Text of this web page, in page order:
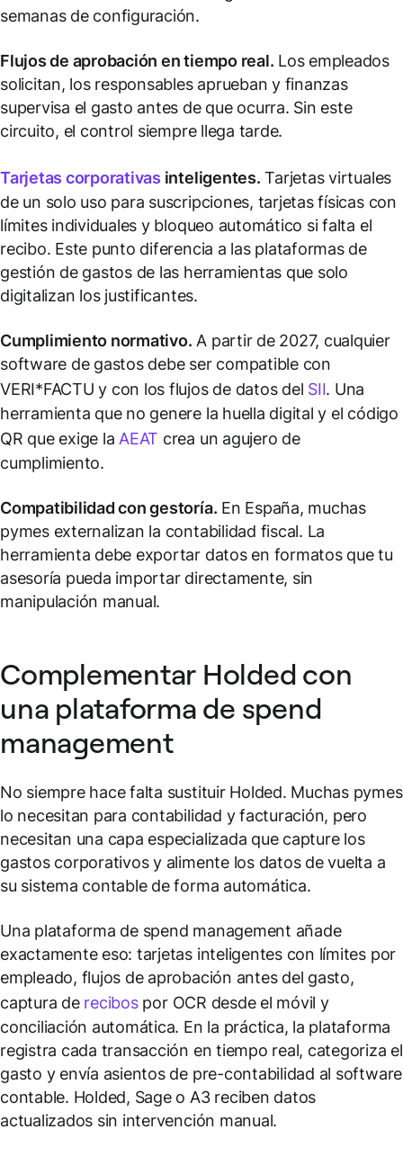
semanas de configuración.
Flujos de aprobación en tiempo real. Los empleados
solicitan, los responsables aprueban y finanzas
supervisa el gasto antes de que ocurra. Sin este
circuito, el control siempre llega tarde.
Tarjetas corporativas inteligentes. Tarjetas virtuales
de un solo uso para suscripciones, tarjetas físicas con
límites individuales y bloqueo automático si falta el
recibo. Este punto diferencia a las plataformas de
gestión de gastos de las herramientas que solo
digitalizan los justificantes.
Cumplimiento normativo. A partir de 2027, cualquier
software de gastos debe ser compatible con
VERI*FACTU y con los flujos de datos del SII. Una
herramienta que no genere la huella digital y el código
QR que exige la AEAT crea un agujero de
cumplimiento.
Compatibilidad con gestoría. En España, muchas
pymes externalizan la contabilidad fiscal. La
herramienta debe exportar datos en formatos que tu
asesoría pueda importar directamente, sin
manipulación manual.
Complementar Holded con
una plataforma de spend
management
No siempre hace falta sustituir Holded. Muchas pymes
lo necesitan para contabilidad y facturación, pero
necesitan una capa especializada que capture los
gastos corporativos y alimente los datos de vuelta a
su sistema contable de forma automática.
Una plataforma de spend management añade
exactamente eso: tarjetas inteligentes con límites por
empleado, flujos de aprobación antes del gasto,
captura de recibospor OCR desde el móvil y
conciliación automática. En la práctica, la plataforma
registra cada transacción en tiempo real, categoriza el
gasto y envía asientos de pre-contabilidad al software
contable. Holded, Sage o A3 reciben datos
actualizados sin intervención manual.